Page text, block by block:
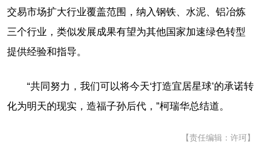
交易市场扩大行业覆盖范围，纳入钢铁、水泥、铝冶炼
三个行业，类似发展成果有望为其他国家加速绿色转型
提供经验和指导。
“共同努力，我们可以将今天‘打造宜居星球’的承诺转
化为明天的现实，造福子孙后代，”柯瑞华总结道。
【责任编辑：许珂】